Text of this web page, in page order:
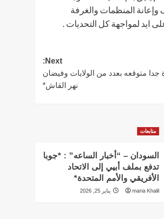
المنظمات والغرفة
ايد لمواجهة كل التحديات .
Next:
جدا متوقعه بعدد من الولايات وفيضان
نهر القاش*
متابعات
السودان – “أخبار الساعه” : *جوبا
تدفع بملف أبيي إلى الاتحاد
الأفريقي والأمم المتحدة*
maria Khalil يناير 25, 2026